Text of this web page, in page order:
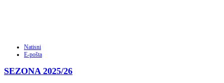
Natisni
E-pošta
SEZONA 2025/26